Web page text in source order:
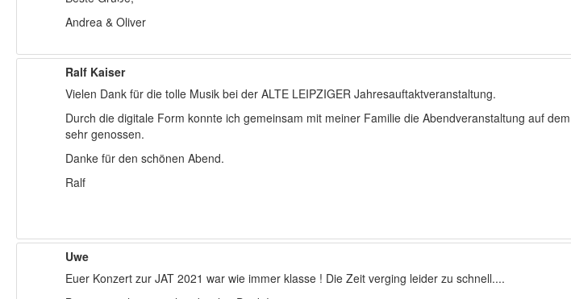
Andrea & Oliver
Ralf Kaiser
Vielen Dank für die tolle Musik bei der ALTE LEIPZIGER Jahresauftaktveranstaltung.
Durch die digitale Form konnte ich gemeinsam mit meiner Familie die Abendveranstaltung auf
sehr genossen.
Danke für den schönen Abend.
Ralf
Uwe
Euer Konzert zur JAT 2021 war wie immer klasse ! Die Zeit verging leider zu schnell....